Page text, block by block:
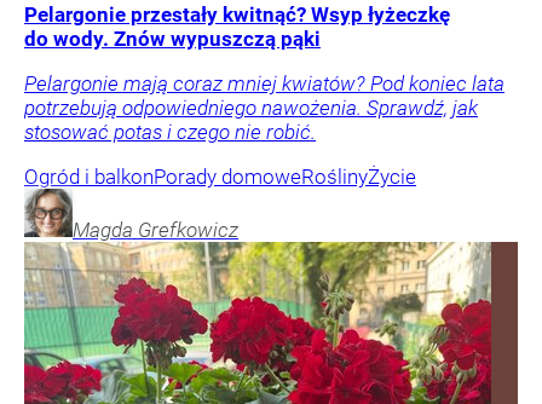
Pelargonie przestały kwitnąć? Wsyp łyżeczkę
do wody. Znów wypuszczą pąki
Pelargonie mają coraz mniej kwiatów? Pod koniec lata
potrzebują odpowiedniego nawożenia. Sprawdź, jak
stosować potas i czego nie robić.
Ogród i balkonPorady domoweRoślinyŻycie
Magda Grefkowicz